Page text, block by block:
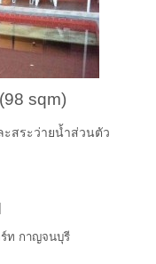
sqm)
ะสระว่ายน้ำส่วนตัว
ท กาญจนบุรี